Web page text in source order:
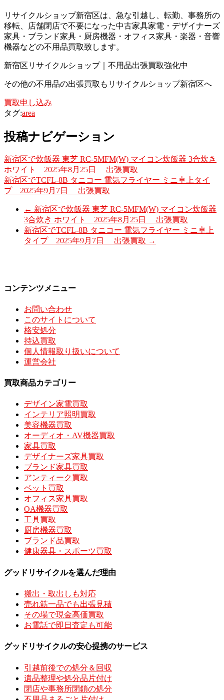
リサイクルショップ新宿区は、急な引越し、転勤、事務所の
移転、店舗閉店で不要になった中古家具家電・デザイナーズ
家具・ブランド家具・厨房機器・オフィス家具・楽器・音響
機器などの不用品買取致します。
新宿区リサイクルショップ｜不用品出張買取強化中
その他の不用品の出張買取もリサイクルショップ新宿区へ
買取申し込み
タグ:area
投稿ナビゲーション
新宿区で炊飯器 東芝 RC-5MFM(W) マイコン炊飯器 3合炊き
ホワイト 2025年8月25日 出張買取
新宿区でTCFL-8B タニコー 電気フライヤー ミニ卓上タイ
プ 2025年9月7日 出張買取
← 新宿区で炊飯器 東芝 RC-5MFM(W) マイコン炊飯器
3合炊き ホワイト 2025年8月25日 出張買取
新宿区でTCFL-8B タニコー 電気フライヤー ミニ卓上
タイプ 2025年9月7日 出張買取 →
コンテンツメニュー
お問い合わせ
このサイトについて
格安処分
持込買取
個人情報取り扱いについて
運営会社
買取商品カテゴリー
デザイン家電買取
インテリア照明買取
美容機器買取
オーディオ・AV機器買取
家具買取
デザイナーズ家具買取
ブランド家具買取
アンティーク買取
ベット買取
オフィス家具買取
OA機器買取
工具買取
厨房機器買取
ブランド品買取
健康器具・スポーツ買取
グッドリサイクルを選んだ理由
搬出・取出しも対応
売れ筋一品でも出張見積
その場で現金高価買取
お電話で即日査定も可能
グッドリサイクルの安心提携のサービス
引越前後での処分＆回収
遺品整理や処分品片付け
閉店や事務所閉鎖の処分